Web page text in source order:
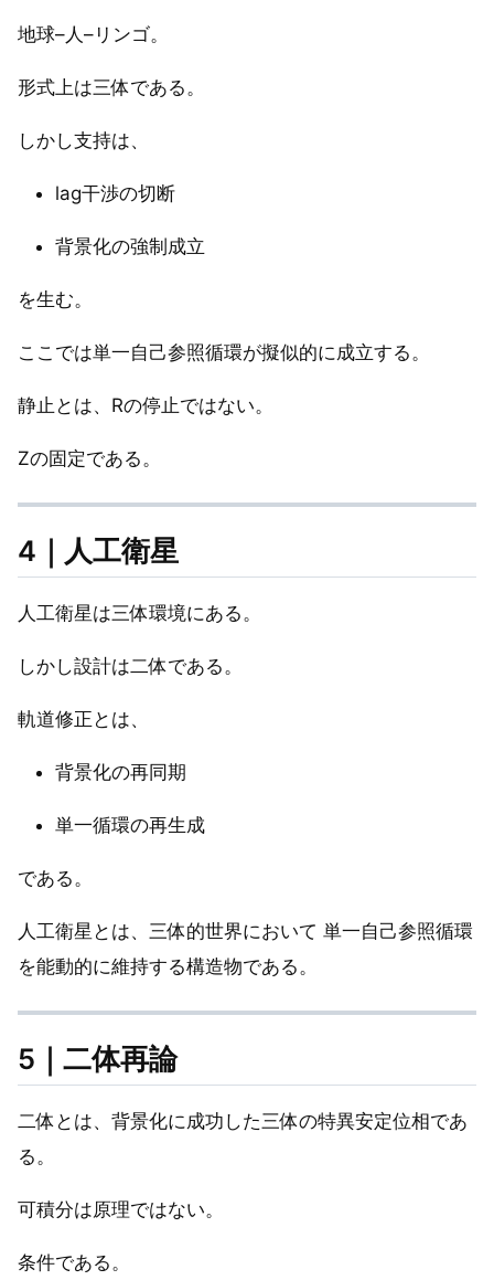
地球–人–リンゴ。
形式上は三体である。
しかし支持は、
lag干渉の切断
背景化の強制成立
を生む。
ここでは単一自己参照循環が擬似的に成立する。
静止とは、Rの停止ではない。
Zの固定である。
4｜人工衛星
人工衛星は三体環境にある。
しかし設計は二体である。
軌道修正とは、
背景化の再同期
単一循環の再生成
である。
人工衛星とは、三体的世界において 単一自己参照循環
を能動的に維持する構造物である。
5｜二体再論
二体とは、背景化に成功した三体の特異安定位相であ
る。
可積分は原理ではない。
条件である。